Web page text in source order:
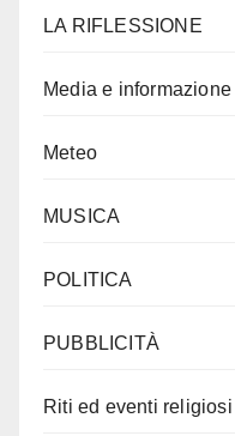
LA RIFLESSIONE
Media e informazione
Meteo
MUSICA
POLITICA
PUBBLICITÀ
Riti ed eventi religiosi